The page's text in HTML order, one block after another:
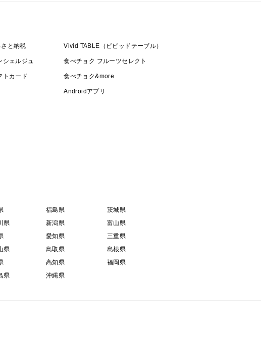
と納税 Vivid TABLE（ビビッドテーブル）
シェルジュ 食べチョク フルーツセレクト
トカード 食べチョク&more
Androidアプリ
福島県
茨城県
県 新潟県
富山県
愛知県
三重県
県 鳥取県
島根県
高知県
福岡県
県 沖縄県